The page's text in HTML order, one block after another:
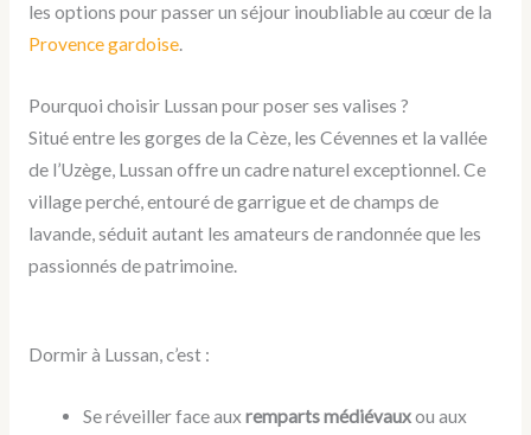
les options pour passer un séjour inoubliable au cœur de la
Provence gardoise.
Pourquoi choisir Lussan pour poser ses valises ?
Situé entre les gorges de la Cèze, les Cévennes et la vallée
de l’Uzège, Lussan offre un cadre naturel exceptionnel. Ce
village perché, entouré de garrigue et de champs de
lavande, séduit autant les amateurs de randonnée que les
passionnés de patrimoine.
Dormir à Lussan, c’est :
Se réveiller face auxremparts médiévauxou aux